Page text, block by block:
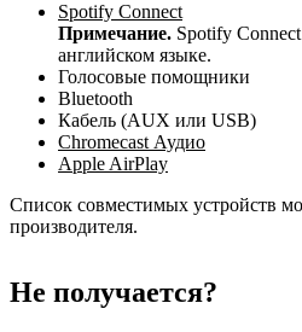
Spotify Connect
Примечание. Spotify
английском языке.
Голосовые помощники
Bluetooth
Кабель (AUX или USB)
Chromecast Аудио
Apple AirPlay
Список совместимых устройств
производителя.
Не получается?